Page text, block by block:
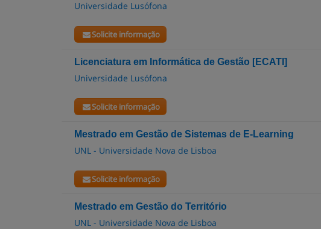
Universidade Lusófona
Solicite informação
Licenciatura em Informática de Gestão [ECATI]
Universidade Lusófona
Solicite informação
Mestrado em Gestão de Sistemas de E-Learning
UNL - Universidade Nova de Lisboa
Solicite informação
Mestrado em Gestão do Território
UNL - Universidade Nova de Lisboa